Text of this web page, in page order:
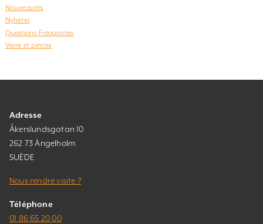
Nouveautés
Nyheter
Questions Fréquentes
Verre et pinces
Adresse
Åkerslundsgatan 10
262 73 Ängelholm
SUÈDE
Nous rendre visite ?
Téléphone
01 86 65 20 00